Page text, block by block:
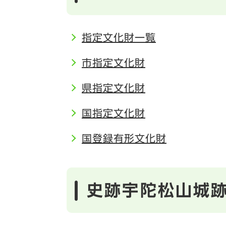
指定文化財一覧
市指定文化財
県指定文化財
国指定文化財
国登録有形文化財
史跡宇陀松山城